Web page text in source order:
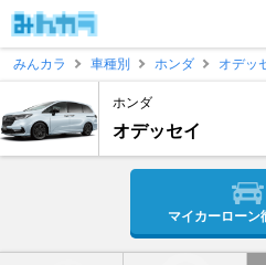
みんカラ
車種別 ホンダ オデッ
ホンダ
オデッセイ
マイカーローン